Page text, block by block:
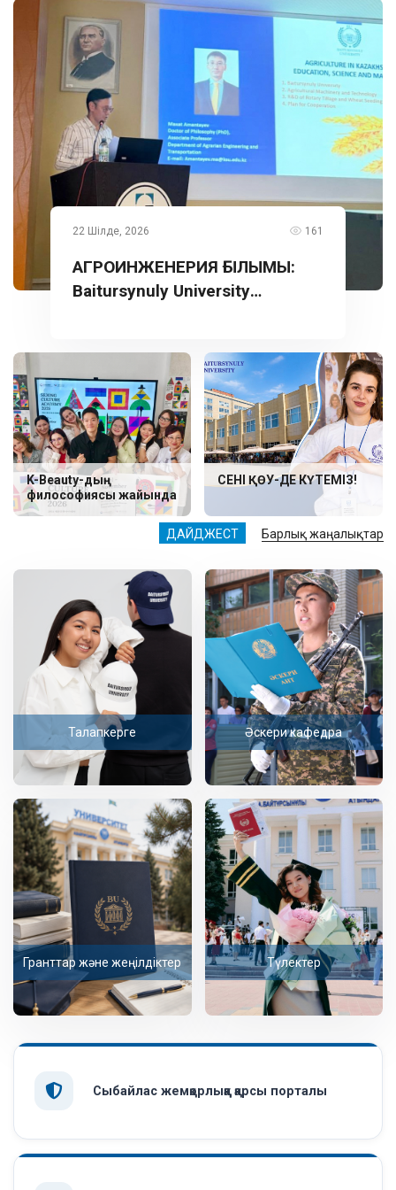
ДАЙДЖЕСТ Барлық жаңалықтар
22 Шілде, 2026 161
АГРОИНЖЕНЕРИЯ ҒЫЛЫМЫ:
Baitursynuly University
K-Beauty-дың
философиясы жайында
СЕНІ ҚӨУ-ДЕ КҮТЕМІЗ!
Талапкерге Әскери кафедра
Гранттар және жеңілдіктер Түлектер
Сыбайлас жемқорлыққа қарсы порталы